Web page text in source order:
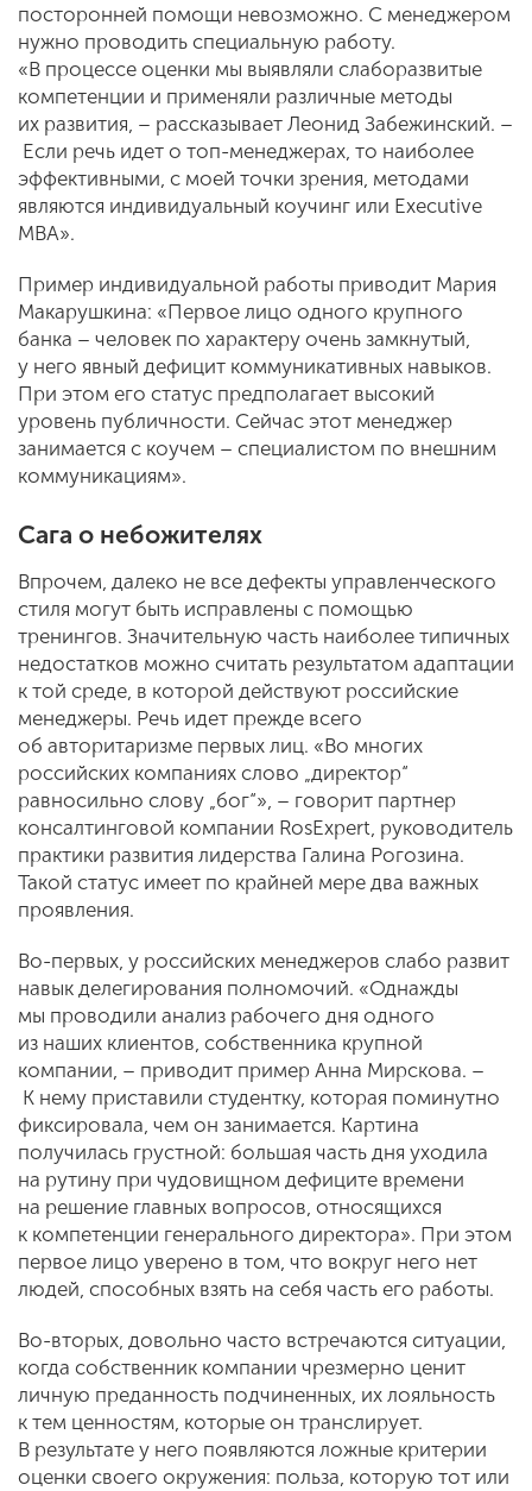
посторонней помощи невозможно. С менеджером
нужно проводить специальную работу.
«В процессе оценки мы выявляли слаборазвитые
компетенции и применяли различные методы
их развития, – рассказывает Леонид Забежинский. –
Если речь идет о топ-менеджерах, то наиболее
эффективными, с моей точки зрения, методами
являются индивидуальный коучинг или Executive
MBA».
Пример индивидуальной работы приводит Мария
Макарушкина: «Первое лицо одного крупного
банка – человек по характеру очень замкнутый,
у него явный дефицит коммуникативных навыков.
При этом его статус предполагает высокий
уровень публичности. Сейчас этот менеджер
занимается с коучем – специалистом по внешним
коммуникациям».
Сага о небожителях
Впрочем, далеко не все дефекты управленческого
стиля могут быть исправлены с помощью
тренингов. Значительную часть наиболее типичных
недостатков можно считать результатом адаптации
к той среде, в которой действуют российские
менеджеры. Речь идет прежде всего
об авторитаризме первых лиц. «Во многих
российских компаниях слово „директор“
равносильно слову „бог“», – говорит партнер
консалтинговой компании RosExpert, руководитель
практики развития лидерства Галина Рогозина.
Такой статус имеет по крайней мере два важных
проявления.
Во-первых, у российских менеджеров слабо развит
навык делегирования полномочий. «Однажды
мы проводили анализ рабочего дня одного
из наших клиентов, собственника крупной
компании, – приводит пример Анна Мирскова. –
К нему приставили студентку, которая поминутно
фиксировала, чем он занимается. Картина
получилась грустной: большая часть дня уходила
на рутину при чудовищном дефиците времени
на решение главных вопросов, относящихся
к компетенции генерального директора». При этом
первое лицо уверено в том, что вокруг него нет
людей, способных взять на себя часть его работы.
Во-вторых, довольно часто встречаются ситуации,
когда собственник компании чрезмерно ценит
личную преданность подчиненных, их лояльность
к тем ценностям, которые он транслирует.
В результате у него появляются ложные критерии
оценки своего окружения: польза, которую тот или